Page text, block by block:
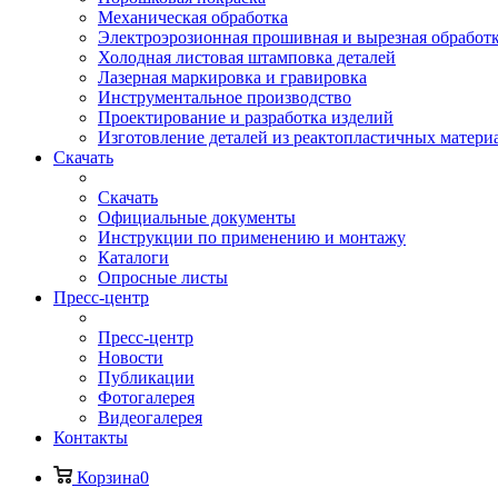
Механическая обработка
Электроэрозионная прошивная и вырезная
Холодная листовая штамповка деталей
Лазерная маркировка и гравировка
Инструментальное производство
Проектирование и разработка изделий
Изготовление деталей из реактопластичных
Скачать
Скачать
Официальные документы
Инструкции по применению и монтажу
Каталоги
Опросные листы
Пресс-центр
Пресс-центр
Новости
Публикации
Фотогалерея
Видеогалерея
Контакты
Корзина0